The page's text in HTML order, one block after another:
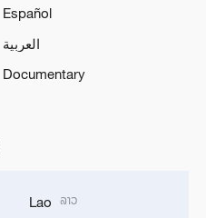
Español
العربية
Documentary
Lao ລາວ